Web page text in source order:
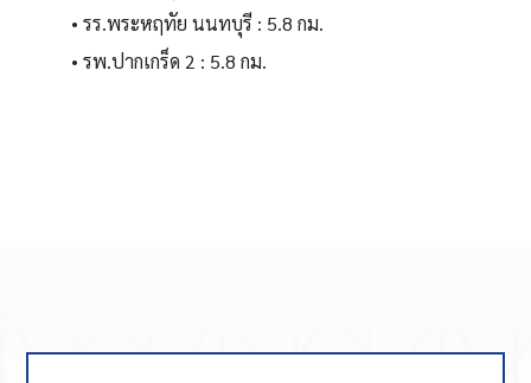
รร.พระหฤทัย นนทบุรี : 5.8 กม.
รพ.ปากเกร็ด 2 : 5.8 กม.